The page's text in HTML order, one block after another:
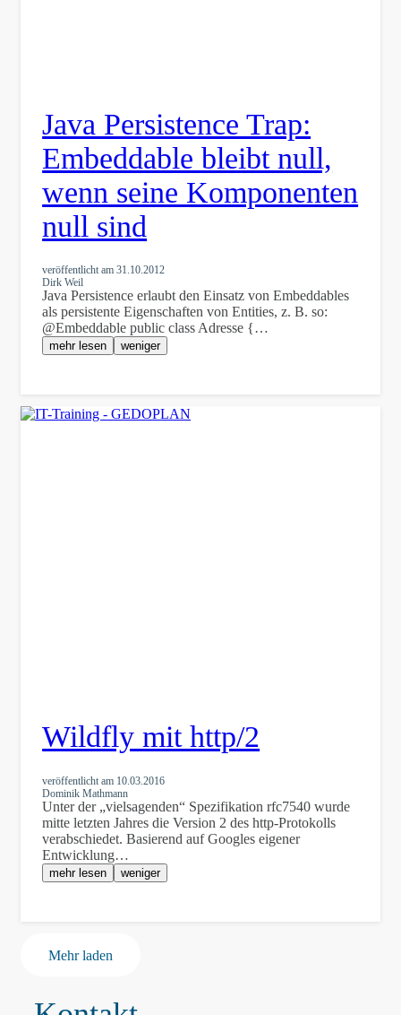
Java Persistence Trap:
Embeddable bleibt null,
wenn seine Komponenten
null sind
veröffentlicht am31.10.2012
Dirk Weil
Java Persistence erlaubt den Einsatz von Embeddables
als persistente Eigenschaften von Entities, z. B. so:
@Embeddable public class Adresse {…
mehr lesen weniger
Wildfly mit http/2
veröffentlicht am 10.03.2016
Dominik Mathmann
Unter der „vielsagenden“ Spezifikation rfc7540 wurde
mitte letzten Jahres die Version 2 des http-Protokolls
verabschiedet. Basierend auf Googles eigener
Entwicklung…
mehr lesen weniger
Mehr laden